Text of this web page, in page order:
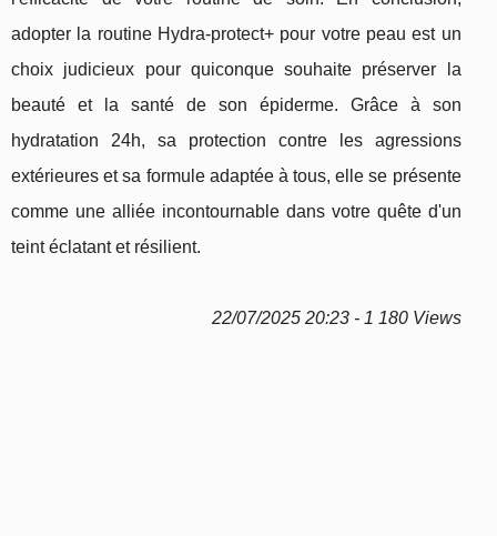
adopter la routine Hydra-protect+ pour votre peau est un
choix judicieux pour quiconque souhaite préserver la
beauté et la santé de son épiderme. Grâce à son
hydratation 24h, sa protection contre les agressions
extérieures et sa formule adaptée à tous, elle se présente
comme une alliée incontournable dans votre quête d'un
teint éclatant et résilient.
22/07/2025 20:23 - 1 180 Views